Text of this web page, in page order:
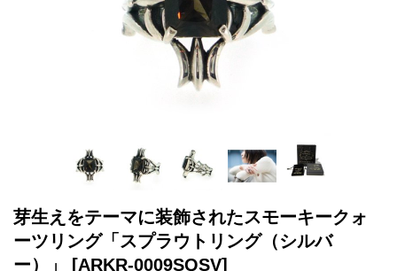
芽生えをテーマに装飾されたスモーキークォ
ーツリング「スプラウトリング（シルバ
ー）」
[ARKR-0009SQSV]